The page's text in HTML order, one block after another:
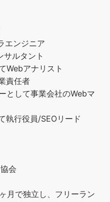
エンジニア
サルタント
Webアナリスト
責任者
として事業会社のWebマ
執行役員/SEOリード
会
月で独立し、フリーラン